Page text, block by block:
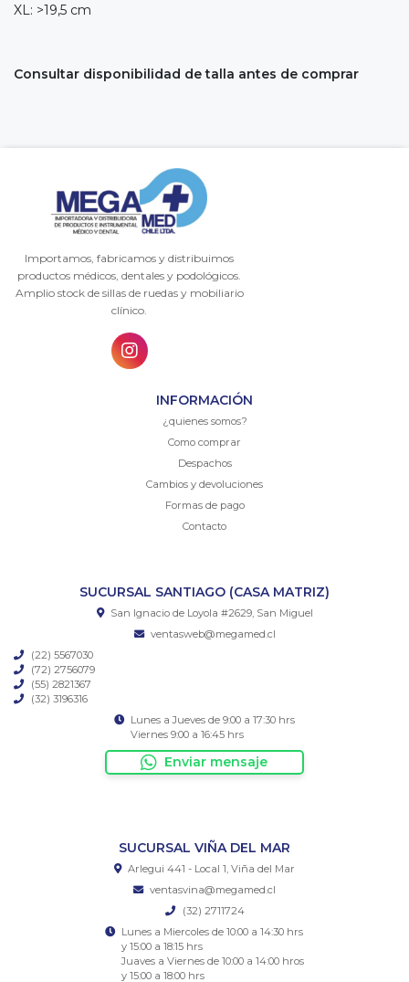
XL: >19,5 cm
Consultar disponibilidad de talla antes de comprar
Importamos, fabricamos y distribuimos
productos médicos, dentales y podológicos.
Amplio stock de sillas de ruedas y mobiliario
clínico.
INFORMACIÓN
¿quienes somos?
Como comprar
Despachos
Cambios y devoluciones
Formas de pago
Contacto
SUCURSAL SANTIAGO (CASA MATRIZ)
San Ignacio de Loyola #2629, San Miguel
ventasweb@megamed.cl
(22) 5567030
(72) 2756079
(55) 2821367
(32) 3196316
Lunes a Jueves de 9:00 a 17:30 hrs
Viernes 9:00 a 16:45 hrs
Enviar mensaje
SUCURSAL VIÑA DEL MAR
Arlegui 441 - Local 1, Viña del Mar
ventasvina@megamed.cl
(32) 2711724
Lunes a Miercoles de 10:00 a 14:30 hrs
y 15:00 a 18:15 hrs
Juaves a Viernes de 10:00 a 14:00 hros
y 15:00 a 18:00 hrs